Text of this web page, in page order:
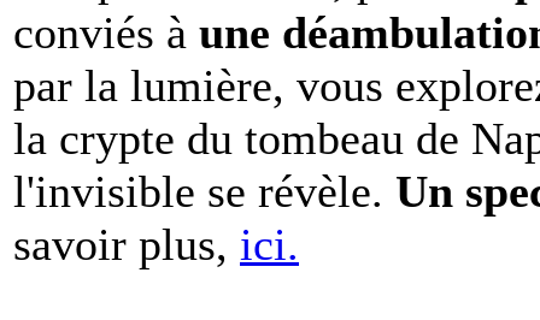
conviés à une
par la lumière, vous
la crypte du tombeau de
l'invisible se révèle. Un
savoir plus, ici.